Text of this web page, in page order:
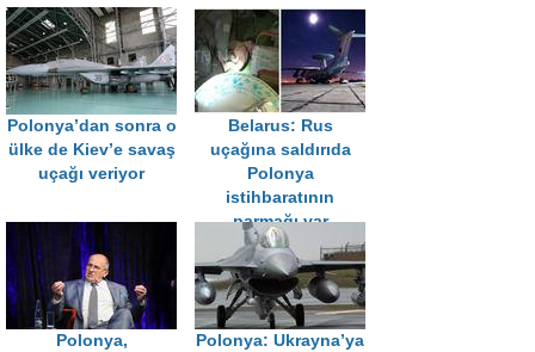
Polonya’dan sonra o
ülke de Kiev’e savaş
uçağı veriyor
Belarus: Rus
uçağına saldırıda
Polonya
istihbaratının
parmağı var
Polonya,
Polonya: Ukrayna’ya